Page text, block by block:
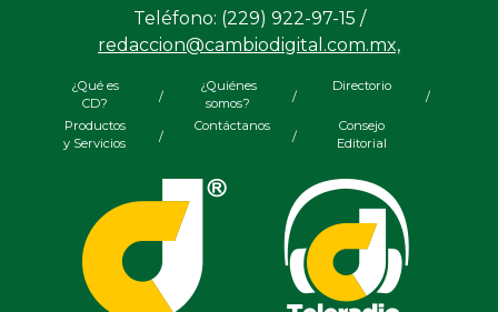
Teléfono: (229) 922-97-15 /
redaccion@cambiodigital.com.mx,
¿Qué es
CD?
/
¿Quiénes
somos?
/
Directorio
/
Productos
y Servicios
/
Contáctanos
/
Consejo
Editorial